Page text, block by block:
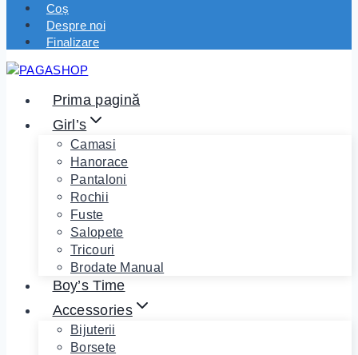
Coș
Despre noi
Finalizare
Prima pagină
Girl’s
Camasi
Hanorace
Pantaloni
Rochii
Fuste
Salopete
Tricouri
Brodate Manual
Boy’s Time
Accessories
Bijuterii
Borsete